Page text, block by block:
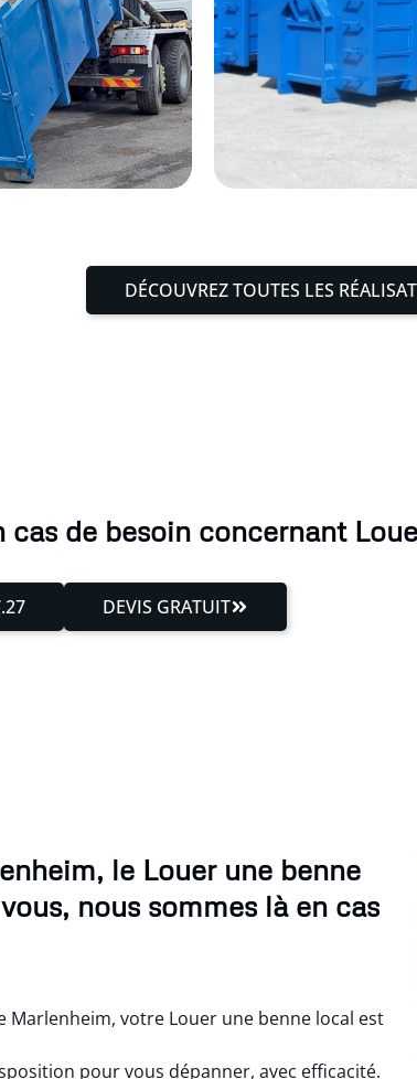
DÉCOUVREZ TOUTES LES
cas de besoin concernant
DEVIS GRATUIT
le Louer une benne
nous sommes là en cas
Marlenheim, votre Louer une benne local est
pour vous dépanner, avec efficacité.